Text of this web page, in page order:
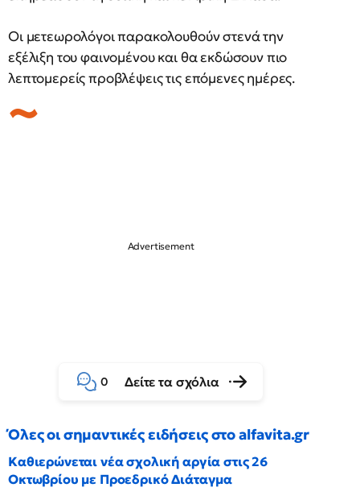
Οι μετεωρολόγοι παρακολουθούν στενά την
εξέλιξη του φαινομένου και θα εκδώσουν πιο
λεπτομερείς προβλέψεις τις επόμενες ημέρες.
0 Δείτε τα σχόλια
Όλες οι σημαντικές ειδήσεις στο alfavita.gr
Καθιερώνεται νέα σχολική αργία στις 26
Οκτωβρίου με Προεδρικό Διάταγμα